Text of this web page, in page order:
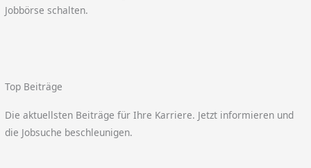
Jobbörse schalten.
Top Beiträge
Die aktuellsten Beiträge für Ihre Karriere. Jetzt informieren und
die Jobsuche beschleunigen.